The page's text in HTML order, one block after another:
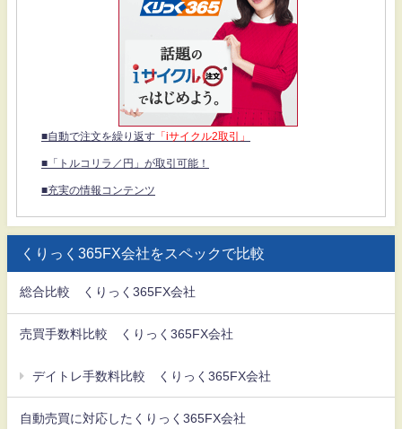
■自動で注文を繰り返す 「iサイクル2取引」
■「トルコリラ／円」が取引可能！
■充実の情報コンテンツ
くりっく365FX会社をスペックで比較
総合比較 くりっく365FX会社
売買手数料比較 くりっく365FX会社
デイトレ手数料比較 くりっく365FX会社
自動売買に対応したくりっく365FX会社